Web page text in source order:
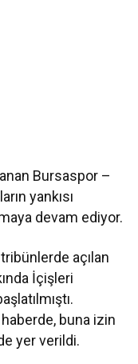
Bursaspor –
yankısı
devam ediyor.
açılan
İçişleri
buna izin
yer verildi.